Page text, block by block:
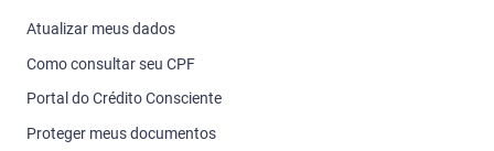
Atualizar meus dados
Como consultar seu CPF
Portal do Crédito Consciente
Proteger meus documentos